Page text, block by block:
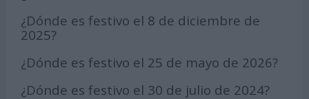
¿Dónde es festivo el 8 de diciembre de
2025?
¿Dónde es festivo el 25 de mayo de 2026?
¿Dónde es festivo el 30 de julio de 2024?